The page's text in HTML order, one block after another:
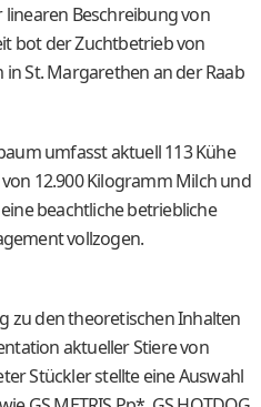
Beschreibung von
bot der Zuchtbetrieb von
St. Margarethen an der Raab
umfasst aktuell 113 Kühe
12.900 Kilogramm Milch und
beachtliche betriebliche
vollzogen.
zu den theoretischen Inhalten
aktueller Stiere von
Stückler stellte eine Auswahl